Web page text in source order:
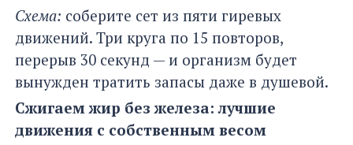
Схема: соберите сет из пяти гиревых
движений. Три круга по 15 повторов,
перерыв 30 секунд — и организм будет
вынужден тратить запасы даже в душевой.
Сжигаем жир без железа: лучшие
движения с собственным весом